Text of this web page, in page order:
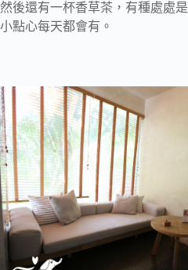
然後還有一杯香草茶，有種處處
小點心每天都會有。